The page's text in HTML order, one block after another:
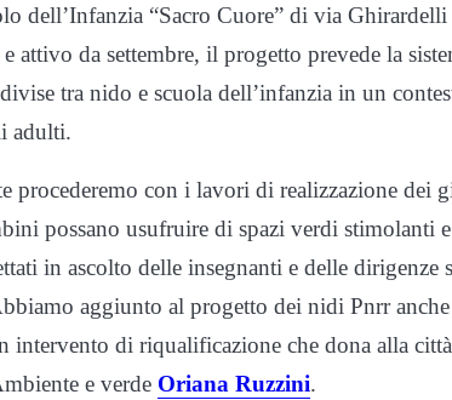
dell’Infanzia “Sacro Cuore” di via
attivo da settembre, il progetto prevede la
tra nido e scuola dell’infanzia in un
adulti.
procederemo con i lavori di realizzazione dei
possano usufruire di spazi verdi stimolanti
in ascolto delle insegnanti e delle dirigenze
aggiunto al progetto dei nidi Pnrr
intervento di riqualificazione che dona alla
e verde Oriana Ruzzini.